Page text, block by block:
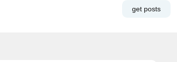
get posts